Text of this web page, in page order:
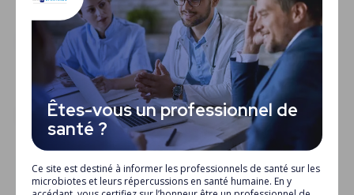
Repères Taxonomiques
Invités
Entretien
Êtes-vous un professionnel de
santé ?
Ce site est destiné à informer les professionnels de santé sur les
microbiotes et leurs répercussions en santé humaine. En y